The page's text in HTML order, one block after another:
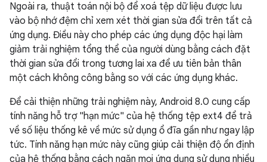
Ngoài ra, thuật toán nội bộ để xoá tệp dữ liệu được lưu
vào bộ nhớ đệm chỉ xem xét thời gian sửa đổi trên tất cả
ứng dụng. Điều này cho phép các ứng dụng độc hại làm
giảm trải nghiệm tổng thể của người dùng bằng cách đặt
thời gian sửa đổi trong tương lai xa để ưu tiên bản thân
một cách không công bằng so với các ứng dụng khác.
Để cải thiện những trải nghiệm này, Android 8.0 cung cấp
tính năng hỗ trợ "hạn mức" của hệ thống tệp ext4 để trả
về số liệu thống kê về mức sử dụng ổ đĩa gần như ngay lập
tức. Tính năng hạn mức này cũng giúp cải thiện độ ổn định
của hệ thống bằng cách ngăn mọi ứng dụng sử dụng nhiều